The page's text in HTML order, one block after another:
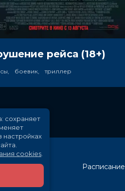
рейса (18+)
боевик, триллер
Расписание
сохраняет
настройках
cookies